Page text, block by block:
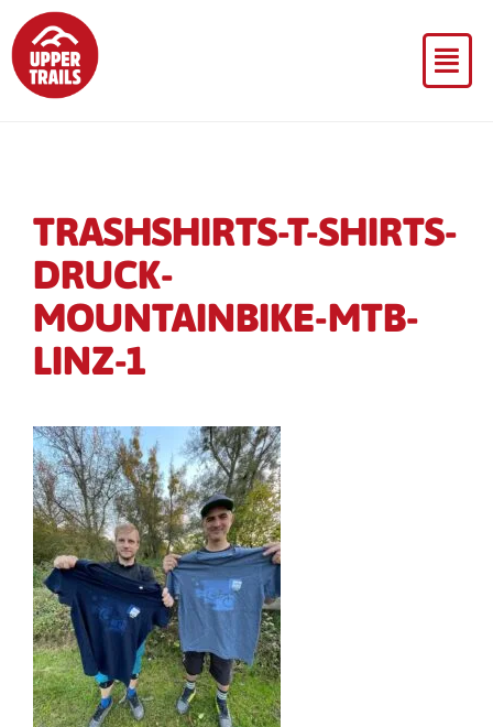
TRASHSHIRTS-T-SHIRTS-
DRUCK-
MOUNTAINBIKE-MTB-
LINZ-1